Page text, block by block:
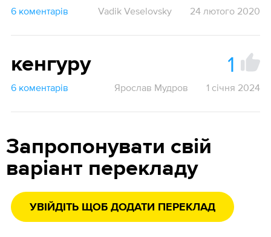
6 коментарів Vadik Veselovsky 24 лютого 2020
кенгуру 1
6 коментарів Ярослав Мудров 1 січня 2024
Запропонувати свій
варіант перекладу
УВІЙДІТЬ ЩОБ ДОДАТИ ПЕРЕКЛАД